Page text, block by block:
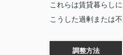
これらは賃貸暮らし
こうした過剰または
調整方法